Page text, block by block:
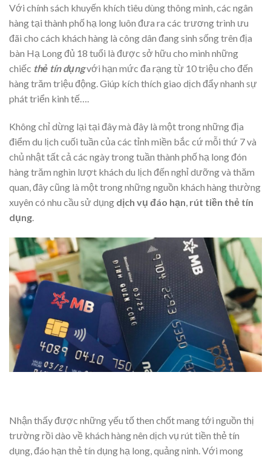
Với chính sách khuyến khích tiêu dùng thông minh, các ngân
hàng tại thành phố hạ long luôn đưa ra các trương trình ưu
đãi cho cách khách hàng là công dân đang sinh sống trên địa
bàn Hạ Long đủ 18 tuổi là được sở hữu cho mình những
chiếc thẻ tín dụngvới hạn mức đa rạng từ 10 triệu cho đến
hàng trăm triệu động. Giúp kích thích giao dịch đẩy nhanh sự
phát triển kinh tế….
Không chỉ dừng lại tại đây mà đây là một trong những địa
điểm du lịch cuối tuần của các tỉnh miền bắc cứ mỗi thứ 7 và
chủ nhật tất cả các ngày trong tuần thành phố hạ long đón
hàng trăm nghìn lượt khách du lịch đến nghỉ dưỡng và thăm
quan, đây cũng là một trong những nguồn khách hàng thường
xuyên có nhu cầu sử dụng dịch vụ đáo hạn, rút tiền thẻ tín
dụng.
Nhận thấy được những yếu tố then chốt mang tới nguồn thị
trường rồi dào về khách hàng nên dịch vụ rút tiền thẻ tín
dụng, đáo hạn thẻ tín dụng hạ long, quảng ninh. Với mong